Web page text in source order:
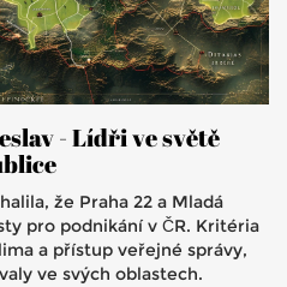
- Lídři ve světě
že Praha 22 a Mladá
pro podnikání v ČR. Kritéria
a přístup veřejné správy,
ve svých oblastech.